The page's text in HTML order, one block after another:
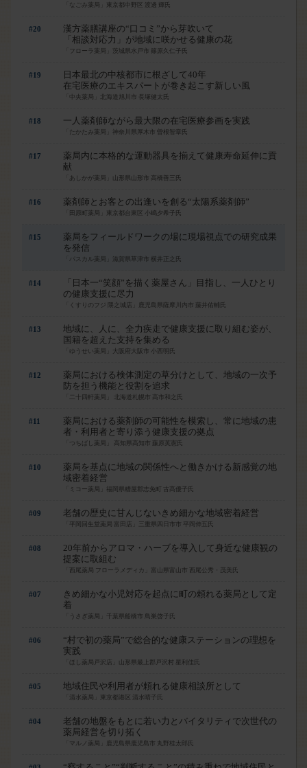
「なごみ薬局」東京都中野区 渡邊 輝氏
#20
漢方薬膳講座の“口コミ”から芽吹いて
「相談対応力」が地域に咲かせる健康の花
「フローラ薬局」茨城県水戸市 篠原久仁子氏
#19
日本最北の中核都市に根ざして40年
在宅医療のエキスパートが巻き起こす新しい風
「中央薬局」北海道旭川市 長塚健太氏
#18 一人薬剤師ながら最大限の在宅医療参画を実践
「たかたみ薬局」神奈川県厚木市 曽根智章氏
#17
薬局内に本格的な運動器具を揃えて健康寿命延伸に貢
献
「あしかが薬局」山形県山形市 高橋善三氏
#16 薬剤師とお客との出逢いを創る“太陽系薬剤師”
「田原町薬局」東京都台東区 小嶋夕希子氏
#15
薬局をフィールドワークの場に現場視点での研究成果
を発信
「パスカル薬局」滋賀県草津市 横井正之氏
#14
「日本一“笑顔”を描く薬屋さん」目指し、一人ひとり
の健康支援に尽力
「くすりのフジ 隈之城店」鹿児島県薩摩川内市 藤井佑輔氏
#13
地域に、人に、全力疾走で健康支援に取り組む姿が、
国籍を超えた支持を集める
「ゆうせい薬局」大阪府大阪市 小西明氏
#12
薬局における検体測定の草分けとして、地域の一次予
防を担う機能と役割を追求
「二十四軒薬局」 北海道札幌市 高市和之氏
#11
薬局における薬剤師の可能性を模索し、常に地域の患
者・利用者と寄り添う健康支援の拠点
「つちばし薬局」 高知県高知市 藤原英憲氏
#10
薬局を基点に地域の関係性へと働きかける新感覚の地
域密着経営
「ミコー薬局」福岡県糟屋郡志免町 古髙優子氏
#09 老舗の歴史に甘んじないきめ細かな地域密着経営
「平岡回生堂薬局 富田店」三重県四日市市 平岡伸五氏
#08
20年前からアロマ・ハーブを導入して身近な健康観の
提案に取組む
「西尾薬局 フローラメディカ」富山県富山市 西尾公秀・茂美氏
#07
きめ細かな小児対応を起点に町の頼れる薬局として定
着
「うさぎ薬局」千葉県船橋市 鳥巣啓子氏
#06
“村で初の薬局”で総合的な健康ステーションの理想を
実践
「ほし薬局戸沢店」山形県最上郡戸沢村 星利佳氏
#05 地域住民や利用者が頼れる健康相談所として
「清水薬局」東京都港区 清水晴子氏
#04
老舗の地盤をもとに若い力とバイタリティで次世代の
薬局経営を切り拓く
「マルノ薬局」鹿児島県鹿児島市 丸野桂太郎氏
はい